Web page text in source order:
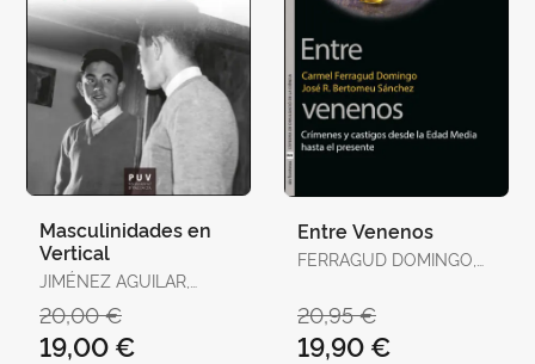
Masculinidades en
Vertical
JIMÉNEZ AGUILAR,
20,00 €
19,00 €
Entre Venenos
FERRAGUD DOMINGO,
20,95 €
19,90 €